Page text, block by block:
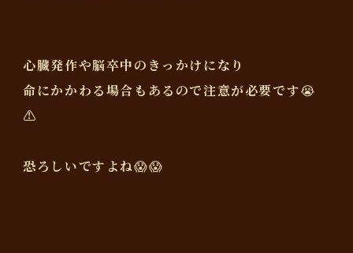
心臓発作や脳卒中のきっかけになり
命にかかわる場合もあるので注意が必要です😭
⚠️
恐ろしいですよね😱😱